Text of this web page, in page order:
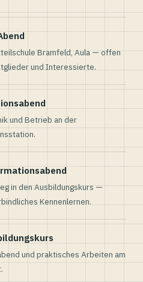
Bramfeld, Aula — offen
und Interessierte.
und Betrieb an der
in den Ausbildungskurs —
Kennenlernen.
und praktisches Arbeiten am